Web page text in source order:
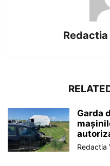
Garda
Redactia